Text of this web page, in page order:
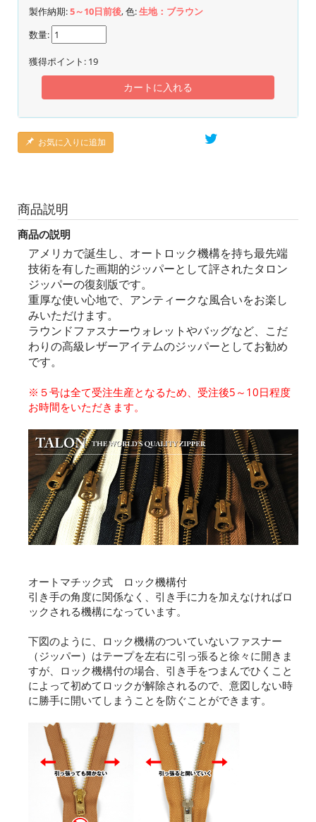
製作納期:5～10日前後, 色:生地：ブラウン
数量:
獲得ポイント: 19
カートに入れる
お気に入りに追加
商品説明
商品の説明
アメリカで誕生し、オートロック機構を持ち最先端
技術を有した画期的ジッパーとして評されたタロン
ジッパーの復刻版です。
重厚な使い心地で、アンティークな風合いをお楽し
みいただけます。
ラウンドファスナーウォレットやバッグなど、こだ
わりの高級レザーアイテムのジッパーとしてお勧め
です。
※５号は全て受注生産となるため、受注後5～10日程度
お時間をいただきます。
オートマチック式 ロック機構付
引き手の角度に関係なく、引き手に力を加えなければロ
ックされる機構になっています。
下図のように、ロック機構のついていないファスナー
（ジッパー）はテープを左右に引っ張ると徐々に開きま
すが、ロック機構付の場合、引き手をつまんでひくこと
によって初めてロックが解除されるので、意図しない時
に勝手に開いてしまうことを防ぐことができます。